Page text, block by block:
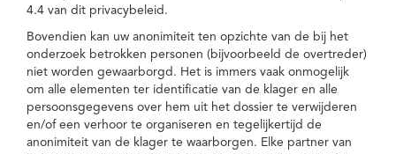
4.4 van dit privacybeleid.
Bovendien kan uw anonimiteit ten opzichte van de bij het
onderzoek betrokken personen (bijvoorbeeld de overtreder)
niet worden gewaarborgd. Het is immers vaak onmogelijk
om alle elementen ter identificatie van de klager en alle
persoonsgegevens over hem uit het dossier te verwijderen
en/of een verhoor te organiseren en tegelijkertijd de
anonimiteit van de klager te waarborgen. Elke partner van